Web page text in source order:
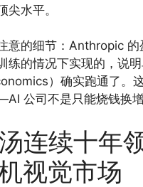
尖水平。
意的细节：Anthropic 的
练的情况下实现的，说
）确实跑通了。
公司不是只能烧钱换增
连续十年
视觉市场